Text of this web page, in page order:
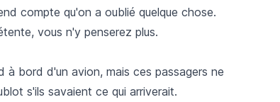
compte qu'on a oublié quelque chose.
vous n'y penserez plus.
à bord d'un avion, mais ces passagers ne
s'ils savaient ce qui arriverait.